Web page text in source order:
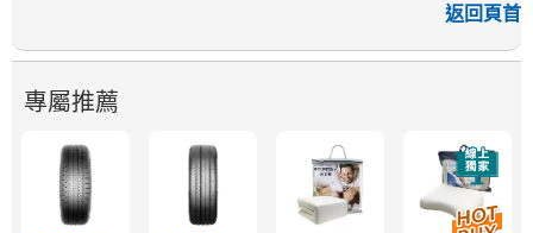
返回頁首
專屬推薦